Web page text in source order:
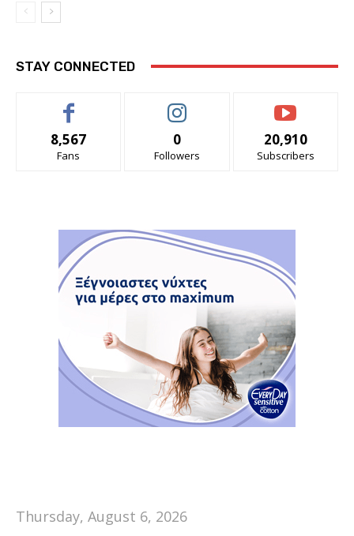
STAY CONNECTED
8,567
Fans
0
Followers
20,910
Subscribers
Thursday, August 6, 2026